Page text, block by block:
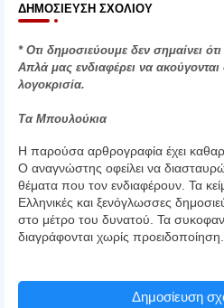
ΔΗΜΟΣΊΕΥΣΗ ΣΧΟΛΊΟΥ
* Οτι δημοσιεύουμε δεν σημαίνει ότι
Απλά μας ενδιαφέρει να
λογοκρισία.
Τα Μπουλούκια
Η παρούσα αρθρογραφία έχει
Ο αναγνώστης οφείλει να
θέματα που τον ενδιαφέρουν. Τα
Ελληνικές και ξενόγλωσσες
στο μέτρο του δυνατού. Τα
διαγράφονται χωρίς προειδοποίηση.
Δημοσίευση